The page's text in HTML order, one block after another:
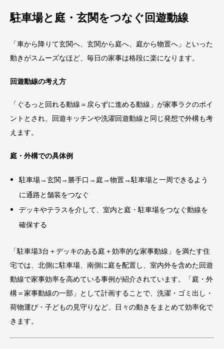
駐車場と庭・玄関をつなぐ回遊動線
「車から降りて玄関へ、玄関から庭へ、庭から物置へ」といった
動きがスムーズなほど、毎日の家事は格段に楽になります。
回遊動線の考え方
「ぐるっと回れる動線＝戻らずに進める動線」が家事ラクのポイ
ントとされ、回遊キッチンや洗濯回遊動線と同じ発想で外構も考
えます。
庭・外構での具体例
駐車場→玄関→勝手口→庭→物置→駐車場と一周できるよう
に通路と舗装をつなぐ
デッキやテラスを介して、室内と庭・駐車場をつなぐ動線を
確保する
「駐車場3台＋デッキのある庭＋効率的な家事動線」を満たす住
宅では、北側に駐車場、南側に庭を配置し、室内外を含めた回遊
動線で家事効率を高めている事例が紹介されています。「庭・外
構＝家事動線の一部」として計画することで、洗濯・ゴミ出し・
荷物運び・子どもの見守りなど、日々の動きをまとめて効率化で
きます。